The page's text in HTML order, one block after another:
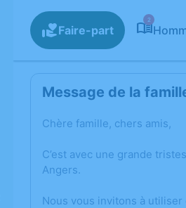
Faire-part
2
Message de la
Chère famille, chers amis,
C’est avec une grande
Angers.
Nous vous invitons à